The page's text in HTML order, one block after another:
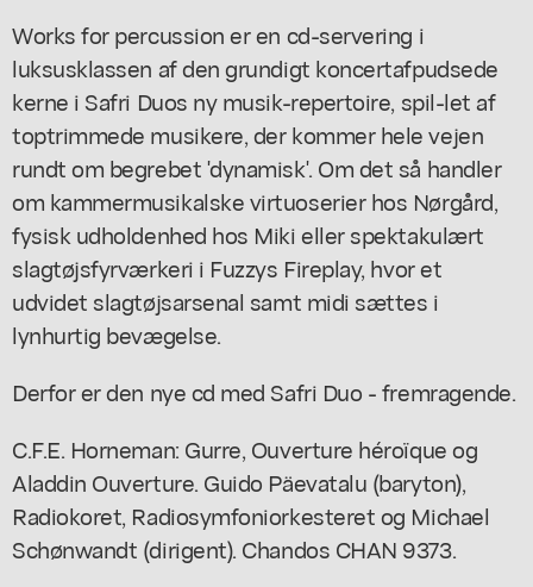
Works for percussion er en cd-servering i
luksusklassen af den grundigt koncertafpudsede
kerne i Safri Duos ny musik-repertoire, spil-let af
toptrimmede musikere, der kommer hele vejen
rundt om begrebet 'dynamisk'. Om det så handler
om kammermusikalske virtuoserier hos Nørgård,
fysisk udholdenhed hos Miki eller spektakulært
slagtøjsfyrværkeri i Fuzzys Fireplay, hvor et
udvidet slagtøjsarsenal samt midi sættes i
lynhurtig bevægelse.
Derfor er den nye cd med Safri Duo - fremragende.
C.F.E. Horneman: Gurre, Ouverture héroïque og
Aladdin Ouverture. Guido Päevatalu (baryton),
Radiokoret, Radiosymfoniorkesteret og Michael
Schønwandt (dirigent). Chandos CHAN 9373.